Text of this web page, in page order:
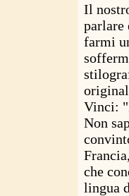
Il
parlare
farmi
Vinci:
Non
che
lingua